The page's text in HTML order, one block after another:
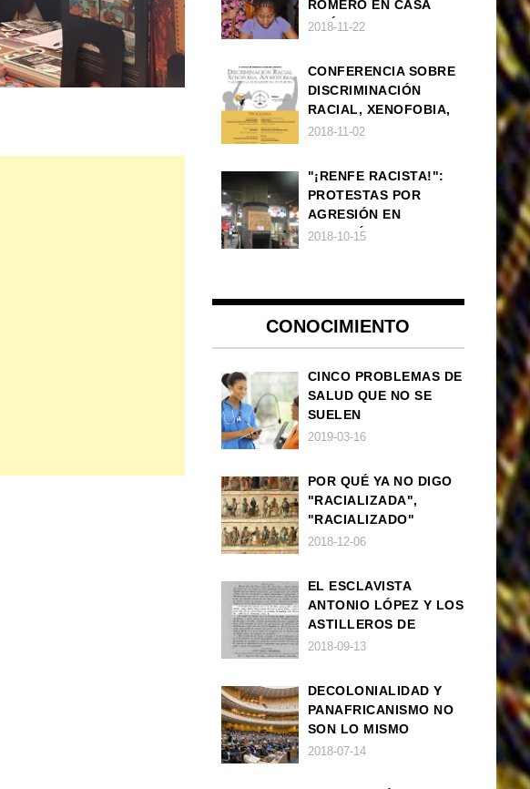
ROMERO EN CASA
AMÉRICA
2018-11-22
CONFERENCIA SOBRE
DISCRIMINACIÓN
RACIAL, XENOFOBIA,
APOROFOBIA Y AUGE
2018-11-02
"¡RENFE RACISTA!":
PROTESTAS POR
AGRESIÓN EN
ESTACIÓN DE TREN DE
2018-10-15
CONOCIMIENTO
CINCO PROBLEMAS DE
SALUD QUE NO SE
SUELEN
DIAGNOSTICAR BIEN
2019-03-16
POR QUÉ YA NO DIGO
"RACIALIZADA",
"RACIALIZADO"
2018-12-06
EL ESCLAVISTA
ANTONIO LÓPEZ Y LOS
ASTILLEROS DE
NAVANTIA
2018-09-13
DECOLONIALIDAD Y
PANAFRICANISMO NO
SON LO MISMO
2018-07-14